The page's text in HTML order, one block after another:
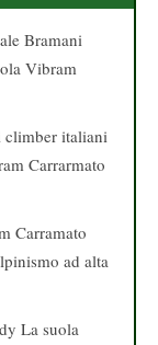
Bramani
Vibram
climber italiani
Carrarmato
Carramato
ad alta
La suola